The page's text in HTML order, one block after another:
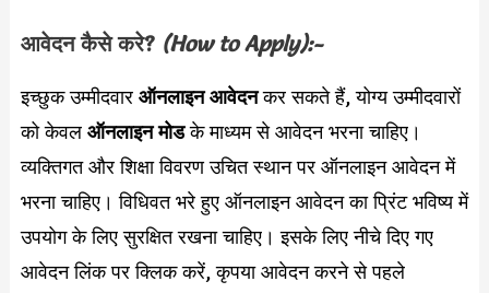
आवेदन कैसे करे?(How to Apply):-
इच्छुक उम्मीदवार ऑनलाइन आवेदनकर सकते हैं, योग्य उम्मीदवारों
को केवल ऑनलाइन मोडके माध्यम से आवेदन भरना चाहिए।
व्यक्तिगत और शिक्षा विवरण उचित स्थान पर ऑनलाइन आवेदन में
भरना चाहिए। विधिवत भरे हुए ऑनलाइन आवेदन का प्रिंट भविष्य में
उपयोग के लिए सुरक्षित रखना चाहिए। इसके लिए नीचे दिए गए
आवेदन लिंक पर क्लिक करें, कृपया आवेदन करने से पहले